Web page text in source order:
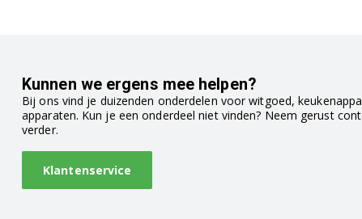
Kunnen we ergens mee helpen?
Bij ons vind je duizenden onderdelen voor witgoed,
apparaten. Kun je een onderdeel niet vinden? Neem gerust
verder.
Klantenservice